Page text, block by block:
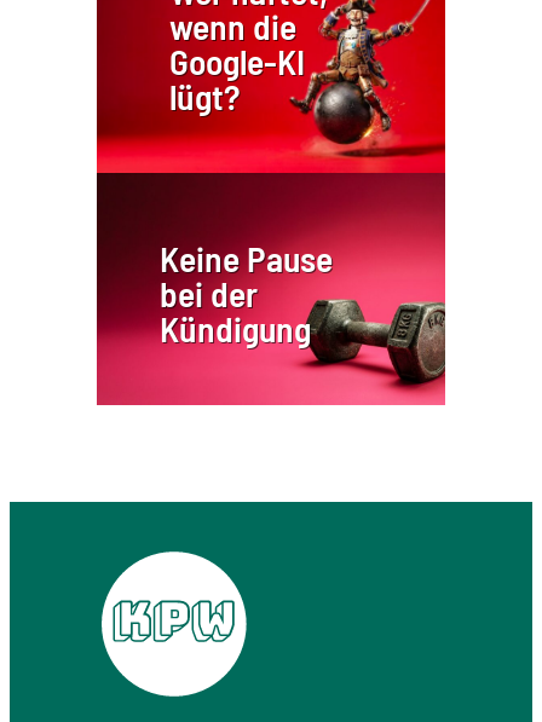
wenn die
Google-KI
lügt?
Keine Pause
bei der
Kündigung